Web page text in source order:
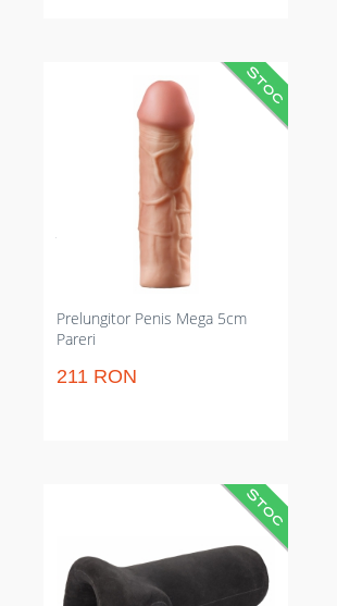
Prelungitor Penis Mega 5cm
Pareri
211 RON
Prelungitor practic care adaugă 5
cm și amplifică grosimea vizibil.
Reduce riscul incomodității în
timpul acțiunii și menține
penetrarea mai profundă;
material extensibil și posibilitate
de tăiere pentru potrivire precisă.
Perfect pentru sesiuni sexuale
îndată ce vrei impact imediat și
control asupra dimensiunii.
Manșon creștere pentru penis
intensifică senzațiile. Micșorează
reajustările prin cureaua de scrot,
prelungește rezistența în sesiuni.